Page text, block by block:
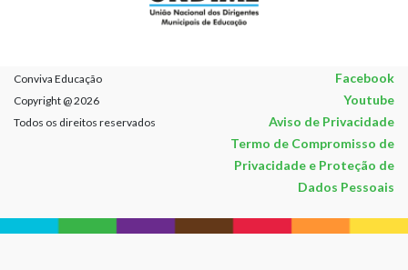
Conviva Educação Facebook
Copyright @ 2026 Youtube
Todos os direitos reservados
Aviso de Privacidade
Termo de Compromisso de
Privacidade e Proteção de
Dados Pessoais